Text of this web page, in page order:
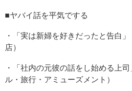
■ヤバイ話を平気でする
・「実は新婦を好きだったと告白
店）
・「社内の元彼の話をし始める上
ル・旅行・アミューズメント）